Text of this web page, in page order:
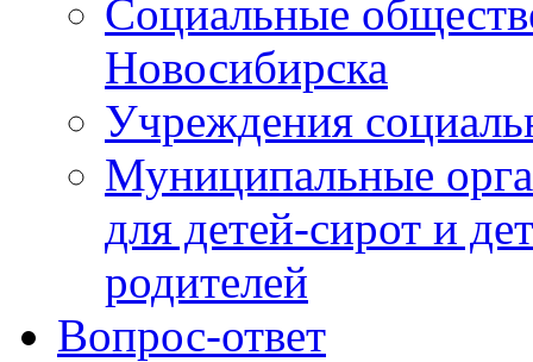
Социальные
Новосибирска
Учреждения
Муниципальные
для детей-сирот и
родителей
Вопрос-ответ